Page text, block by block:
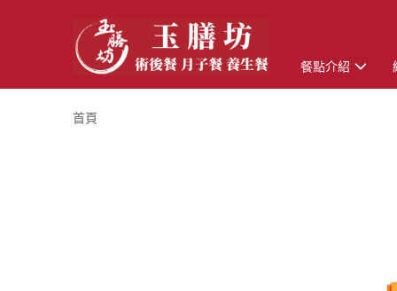
餐點介紹
首頁